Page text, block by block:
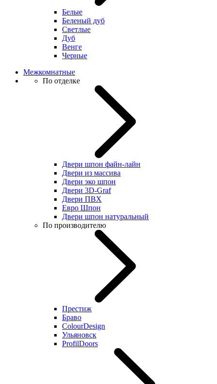
Белые
Беленый дуб
Светлые
Дуб
Венге
Черные
Межкомнатные
По отделке
Двери шпон файн-лайн
Двери из массива
Двери эко шпон
Двери 3D-Graf
Двери ПВХ
Евро Шпон
Двери шпон натуральный
По производителю
Престиж
Браво
ColourDesign
Ульяновск
ProfilDoors